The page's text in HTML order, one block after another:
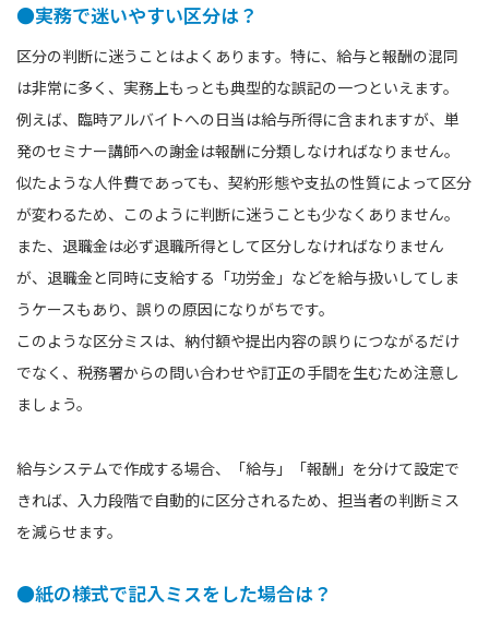
●実務で迷いやすい区分は？
区分の判断に迷うことはよくあります。特に、給与と報酬の混同
は非常に多く、実務上もっとも典型的な誤記の一つといえます。
例えば、臨時アルバイトへの日当は給与所得に含まれますが、単
発のセミナー講師への謝金は報酬に分類しなければなりません。
似たような人件費であっても、契約形態や支払の性質によって区分
が変わるため、このように判断に迷うことも少なくありません。
また、退職金は必ず退職所得として区分しなければなりません
が、退職金と同時に支給する「功労金」などを給与扱いしてしま
うケースもあり、誤りの原因になりがちです。
このような区分ミスは、納付額や提出内容の誤りにつながるだけ
でなく、税務署からの問い合わせや訂正の手間を生むため注意し
ましょう。
給与システムで作成する場合、「給与」「報酬」を分けて設定で
きれば、入力段階で自動的に区分されるため、担当者の判断ミス
を減らせます。
●紙の様式で記入ミスをした場合は？